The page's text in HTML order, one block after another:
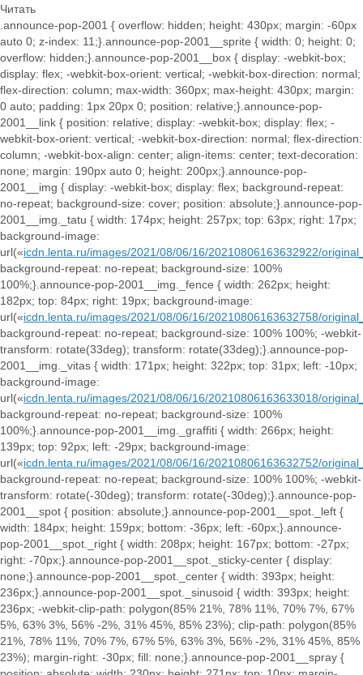
Читать
.announce-pop-2001 { overflow: hidden; height: 430px; margin: -60px
auto 0; z-index: 11;}.announce-pop-2001__sprite { width: 0; height: 0;
overflow: hidden;}.announce-pop-2001__box { display: -webkit-box;
display: flex; -webkit-box-orient: vertical; -webkit-box-direction: normal;
flex-direction: column; max-width: 360px; max-height: 430px; margin:
0 auto; padding: 1px 20px 0; position: relative;}.announce-pop-
2001__link { position: relative; display: -webkit-box; display: flex; -
webkit-box-orient: vertical; -webkit-box-direction: normal; flex-direction:
column; -webkit-box-align: center; align-items: center; text-decoration:
none; margin: 190px auto 0; height: 200px;}.announce-pop-
2001__img { display: -webkit-box; display: flex; background-repeat:
no-repeat; background-size: cover; position: absolute;}.announce-pop-
2001__img._tatu { width: 174px; height: 257px; top: 63px; right: 17px;
background-image:
url(«icdn.lenta.ru/images/2021/08/06/16/20210806163632922/
background-repeat: no-repeat; background-size: 100%
100%;}.announce-pop-2001__img._fence { width: 262px; height:
182px; top: 84px; right: 19px; background-image:
url(«icdn.lenta.ru/images/2021/08/06/16/20210806163632758/
background-repeat: no-repeat; background-size: 100% 100%; -webkit-
transform: rotate(33deg); transform: rotate(33deg);}.announce-pop-
2001__img._vitas { width: 171px; height: 322px; top: 31px; left: -10px;
background-image:
url(«icdn.lenta.ru/images/2021/08/06/16/20210806163633018/
background-repeat: no-repeat; background-size: 100%
100%;}.announce-pop-2001__img._graffiti { width: 266px; height:
139px; top: 92px; left: -29px; background-image:
url(«icdn.lenta.ru/images/2021/08/06/16/20210806163632752/
background-repeat: no-repeat; background-size: 100% 100%; -webkit-
transform: rotate(-30deg); transform: rotate(-30deg);}.announce-pop-
2001__spot { position: absolute;}.announce-pop-2001__spot._left {
width: 184px; height: 159px; bottom: -36px; left: -60px;}.announce-
pop-2001__spot._right { width: 208px; height: 167px; bottom: -27px;
right: -70px;}.announce-pop-2001__spot._sticky-center { display:
none;}.announce-pop-2001__spot._center { width: 393px; height:
236px;}.announce-pop-2001__spot._sinusoid { width: 393px; height:
236px; -webkit-clip-path: polygon(85% 21%, 78% 11%, 70% 7%, 67%
5%, 63% 3%, 56% -2%, 31% 45%, 85% 23%); clip-path: polygon(85%
21%, 78% 11%, 70% 7%, 67% 5%, 63% 3%, 56% -2%, 31% 45%, 85%
23%); margin-right: -30px; fill: none;}.announce-pop-2001__spray {